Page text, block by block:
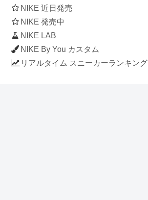
NIKE 近日発売
NIKE 発売中
NIKE LAB
NIKE By You カスタム
リアルタイム スニーカーランキング